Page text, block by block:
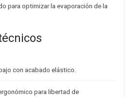
para optimizar la evaporación de la
con acabado elástico.
para libertad de